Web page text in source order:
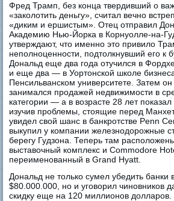
Фред Трамп, без конца твердивший о
«заколотить деньгу», считал вечно
«диким и ершистым». Отец отправил
Академию Нью-Йорка в Корнуолле-на-
утверждают, что именно это привило
неполноценности, подтолкнувший его к
Дональд еще два года отучился в
и еще два — в Уортонской школе
Пенсильванском университете. Затем он
занимался продажей недвижимости в
категории — а в возрасте 28 лет
изучив проблемы, стоящие перед
увидел свой шанс в банкротстве Penn
выкупил у компании железнодорожные
берегу Гудзона. Теперь там
выставочный комплекс и Commodore
переименованный в Grand Hyatt.
Дональд не только сумел убедить банки
$80.000.000, но и уговорил чиновников
скидку еще на 120 миллионов долларов.